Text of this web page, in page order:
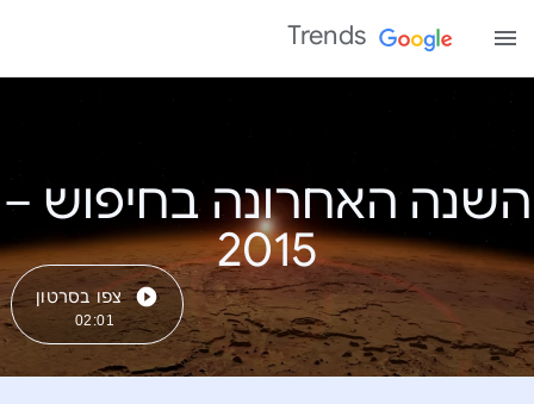
Trends
השנה האחרונה בחיפוש –
צפו בסרטון
02:01